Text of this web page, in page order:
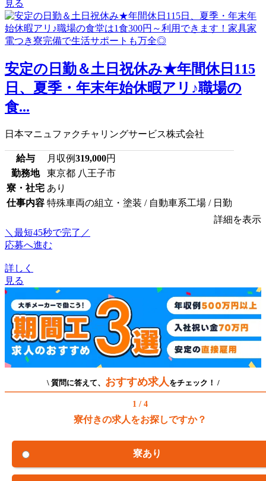
見る
安定の日勤＆土日祝休み★年間休日115
日、夏季・年末年始休暇アリ♪職場の
食...
日本マニュファクチャリングサービス株式会社
給与 月収例319,000円
勤務地
東京都 八王子市
寮・社宅 あり
仕事内容 特殊車両の組立・塗装 / 自動車系工場 / 日勤
詳細を表示
＼最短45秒で完了／
応募へ進む
詳しく
見る
\ 質問に答えて、 おすすめ求人 をチェック！ /
1 / 4
寮付きの求人をお探しですか？
寮あり